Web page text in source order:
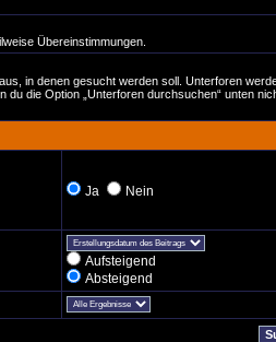
Übereinstimmungen.
in denen gesucht werden soll. Unterforen
du die Option „Unterforen durchsuchen“ unten
Ja Nein
Aufsteigend
Absteigend